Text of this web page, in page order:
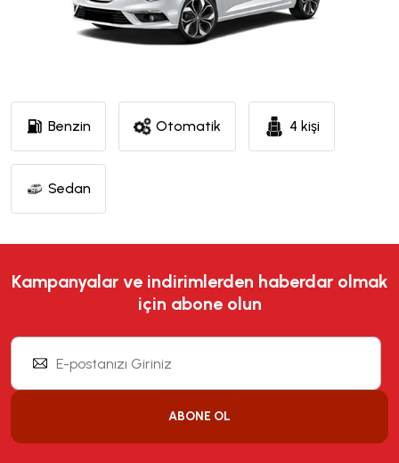
Benzin Otomatik 4 kişi
Sedan
Kampanyalar ve indirimlerden haberdar olmak
için abone olun
ABONE OL